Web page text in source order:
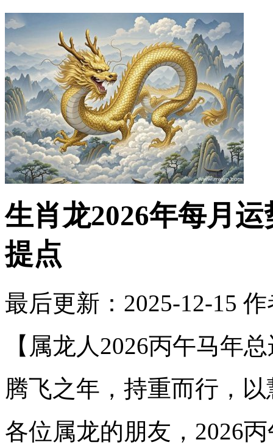
生肖龙2026年每月
提点
最后更新：2025-12-15 作
【属龙人2026丙午马年
腾飞之年，持重而行，
各位属龙的朋友，2026